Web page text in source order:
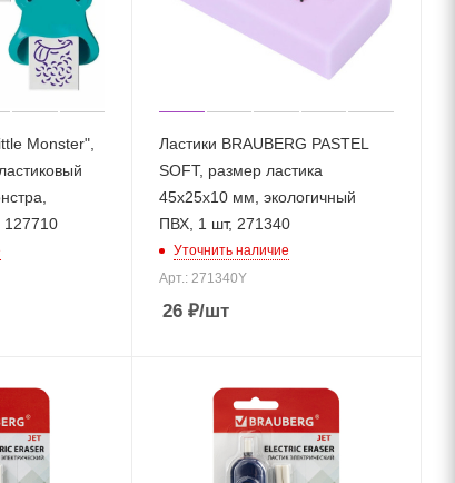
Monster",
127710
Ластики BRAUBERG PASTEL
SOFT, размер ластика
45х25х10 мм, экологичный
ПВХ, 1 шт, 271340
Уточнить наличие
Арт.: 271340Y
26 ₽/шт